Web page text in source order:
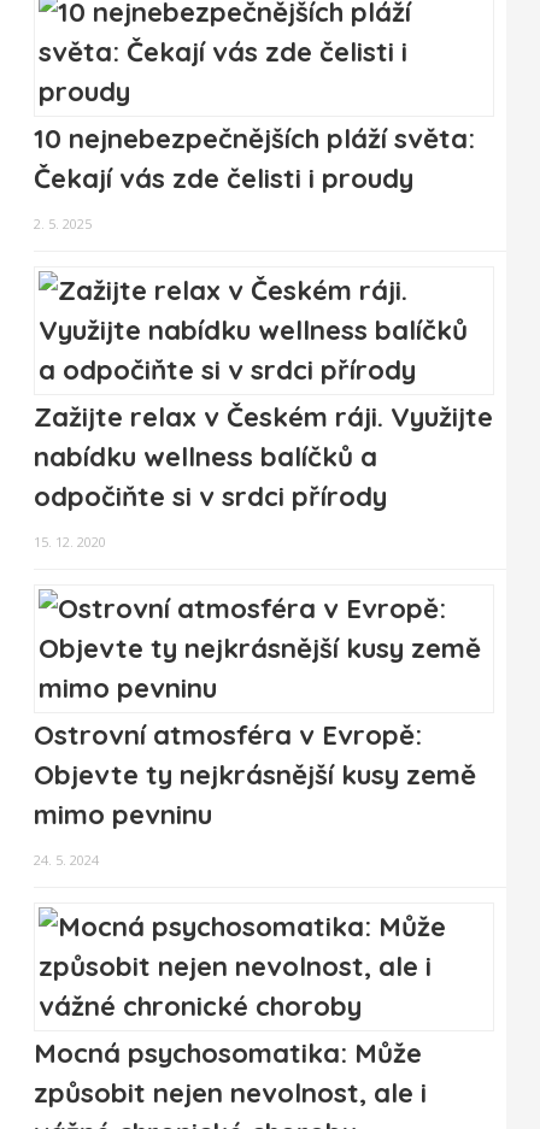
10 nejnebezpečnějších pláží světa:
Čekají vás zde čelisti i proudy
2. 5. 2025
Zažijte relax v Českém ráji. Využijte
nabídku wellness balíčků a
odpočiňte si v srdci přírody
15. 12. 2020
Ostrovní atmosféra v Evropě:
Objevte ty nejkrásnější kusy země
mimo pevninu
24. 5. 2024
Mocná psychosomatika: Může
způsobit nejen nevolnost, ale i